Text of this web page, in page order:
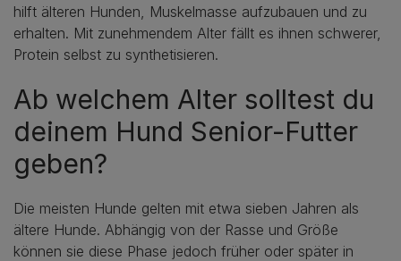
hilft älteren Hunden, Muskelmasse aufzubauen und zu
erhalten. Mit zunehmendem Alter fällt es ihnen schwerer,
Protein selbst zu synthetisieren.
Ab welchem Alter solltest du
deinem Hund Senior-Futter
geben?
Die meisten Hunde gelten mit etwa sieben Jahren als
ältere Hunde. Abhängig von der Rasse und Größe
können sie diese Phase jedoch früher oder später in